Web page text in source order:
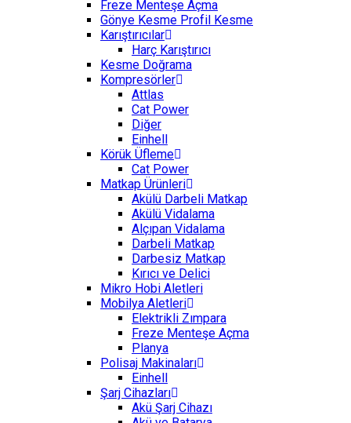
Freze Menteşe Açma
Gönye Kesme Profil Kesme
Karıştırıcılar
Harç Karıştırıcı
Kesme Doğrama
Kompresörler
Attlas
Cat Power
Diğer
Einhell
Körük Üfleme
Cat Power
Matkap Ürünleri
Akülü Darbeli Matkap
Akülü Vidalama
Alçıpan Vidalama
Darbeli Matkap
Darbesiz Matkap
Kırıcı ve Delici
Mikro Hobi Aletleri
Mobilya Aletleri
Elektrikli Zımpara
Freze Menteşe Açma
Planya
Polisaj Makinaları
Einhell
Şarj Cihazları
Akü Şarj Cihazı